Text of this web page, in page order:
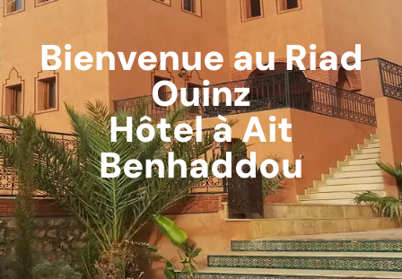
Bienvenue au Riad
Ouinz
Hôtel à Ait
Benhaddou